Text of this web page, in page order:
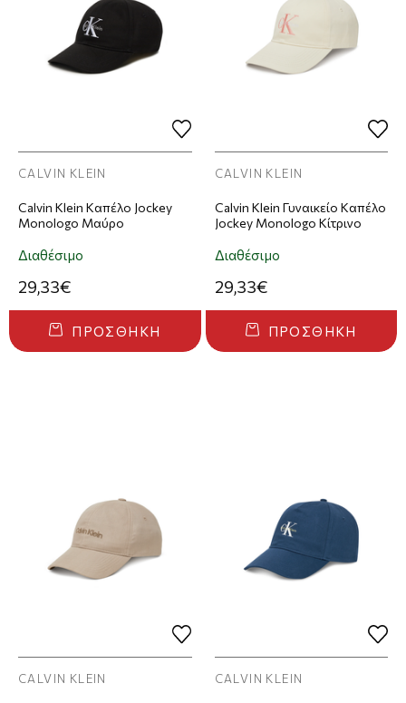
CALVIN KLEIN
Calvin Klein Καπέλο Jockey
Monologo Μαύρο
Διαθέσιμο
29,33€
ΠΡΟΣΘΉΚΗ
CALVIN KLEIN
Calvin Klein Γυναικείο Καπέλο
Jockey Monologo Κίτρινο
Διαθέσιμο
29,33€
ΠΡΟΣΘΉΚΗ
CALVIN KLEIN CALVIN KLEIN